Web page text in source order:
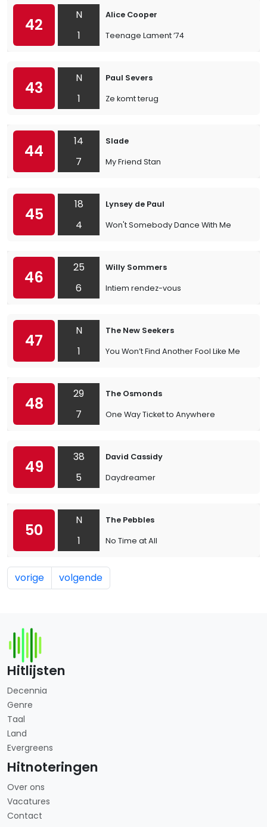
42
N
1
Alice Cooper
Teenage Lament ’74
43
N
1
Paul Severs
Ze komt terug
44
14
7
Slade
My Friend Stan
45
18
4
Lynsey de Paul
Won't Somebody Dance With Me
46
25
6
Willy Sommers
Intiem rendez-vous
47
N
1
The New Seekers
You Won’t Find Another Fool Like Me
48
29
7
The Osmonds
One Way Ticket to Anywhere
49
38
5
David Cassidy
Daydreamer
50
N
1
The Pebbles
No Time at All
vorige volgende
Hitlijsten
Decennia
Genre
Taal
Land
Evergreens
Hitnoteringen
Over ons
Vacatures
Contact